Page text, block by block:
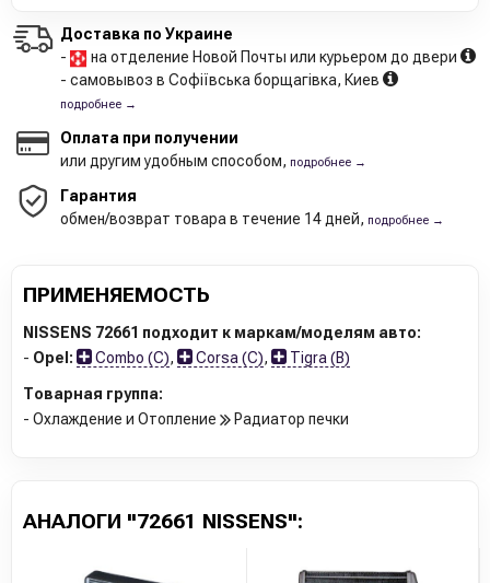
Доставка по Украине
-
на отделение Новой Почты или курьером до двери
- самовывоз в Софіївська борщагівка, Киев
подробнее →
Оплата при получении
или другим удобным способом, подробнее →
Гарантия
обмен/возврат товара в течение 14 дней, подробнее →
ПРИМЕНЯЕМОСТЬ
NISSENS 72661 подходит к маркам/моделям авто:
- Opel: Combo (C), Corsa (C), Tigra (B)
Товарная группа:
- Охлаждение и Отопление
Радиатор печки
АНАЛОГИ "72661 NISSENS":